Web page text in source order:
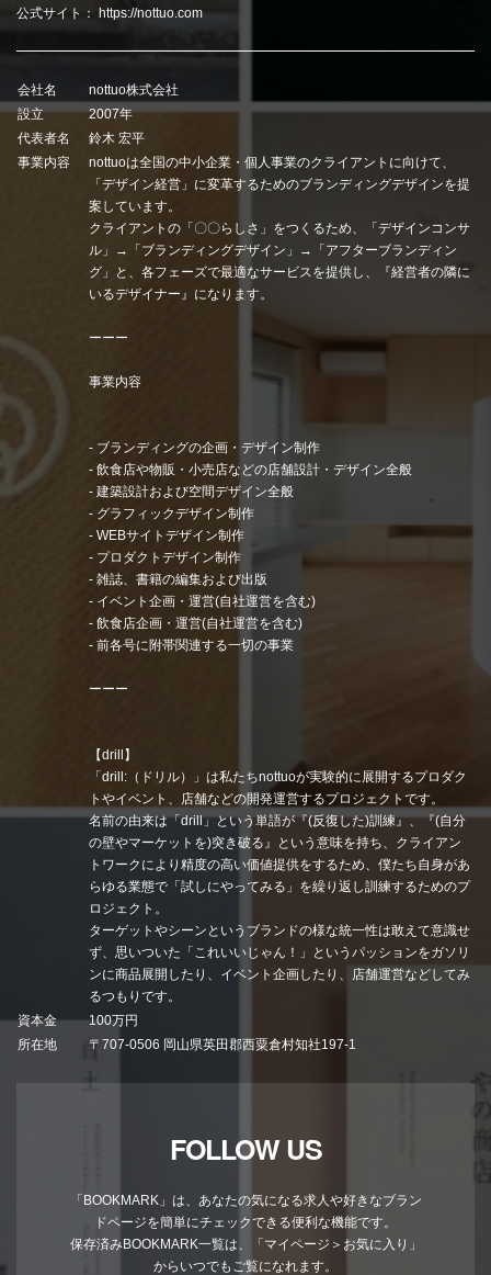
公式サイト： https://nottuo.com
会社名
nottuo株式会社
設立
2007年
代表者名
鈴木 宏平
事業内容
nottuoは全国の中小企業・個人事業のクライアントに向けて、
「デザイン経営」に変革するためのブランディングデザインを提
案しています。
クライアントの「〇〇らしさ」をつくるため、「デザインコンサ
ル」→「ブランディングデザイン」→「アフターブランディン
グ」と、各フェーズで最適なサービスを提供し、『経営者の隣に
いるデザイナー』になります。
ーーー
事業内容
- ブランディングの企画・デザイン制作
- 飲食店や物販・小売店などの店舗設計・デザイン全般
- 建築設計および空間デザイン全般
- グラフィックデザイン制作
- WEBサイトデザイン制作
- プロダクトデザイン制作
- 雑誌、書籍の編集および出版
- イベント企画・運営(自社運営を含む)
- 飲食店企画・運営(自社運営を含む)
- 前各号に附帯関連する一切の事業
ーーー
【drill】
「drill:（ドリル）」は私たちnottuoが実験的に展開するプロダク
トやイベント、店舗などの開発運営するプロジェクトです。
名前の由来は「drill」という単語が『(反復した)訓練』、『(自分
の壁やマーケットを)突き破る』という意味を持ち、クライアン
トワークにより精度の高い価値提供をするため、僕たち自身があ
らゆる業態で「試しにやってみる」を繰り返し訓練するためのプ
ロジェクト。
ターゲットやシーンというブランドの様な統一性は敢えて意識せ
ず、思いついた「これいいじゃん！」というパッションをガソリ
ンに商品展開したり、イベント企画したり、店舗運営などしてみ
るつもりです。
資本金
100万円
所在地
〒707-0506 岡山県英田郡西粟倉村知社197-1
FOLLOW US
「BOOKMARK」は、あなたの気になる求人や好きなブラン
ドページを簡単にチェックできる便利な機能です。
保存済みBOOKMARK一覧は、「マイページ＞お気に入り」
からいつでもご覧になれます。